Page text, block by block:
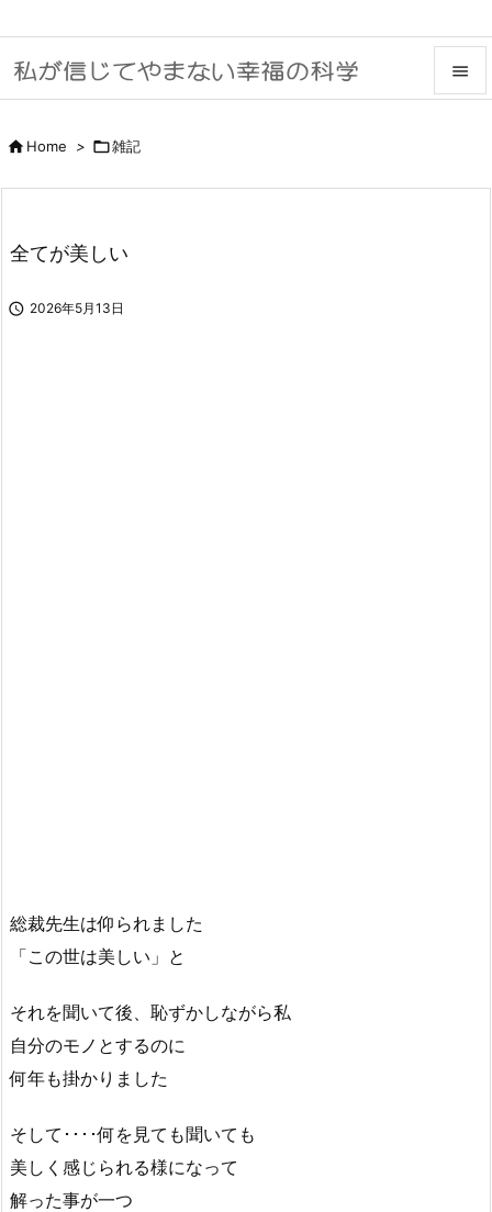

Home > 雑記
全てが美しい
 2026年5月13日
総裁先生は仰られました
「この世は美しい」と
それを聞いて後、恥ずかしながら私
自分のモノとするのに
何年も掛かりました
そして････何を見ても聞いても
美しく感じられる様になって
解った事が一つ